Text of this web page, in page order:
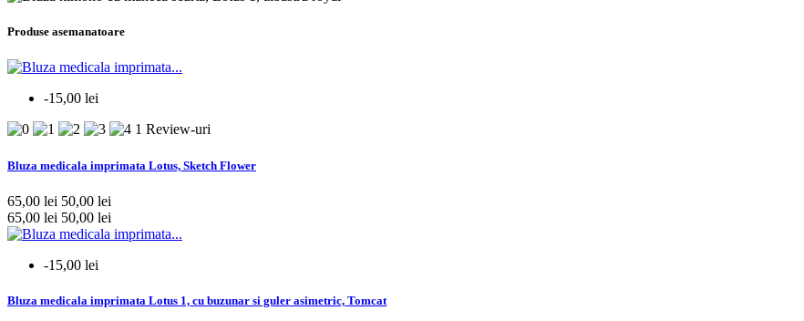
Produse asemanatoare
-15,00 lei
1 Review-uri
Bluza medicala imprimata Lotus, Sketch Flower
65,00 lei 50,00 lei
65,00 lei 50,00 lei
-15,00 lei
Bluza medicala imprimata Lotus 1, cu buzunar si guler asimetric, Tomcat